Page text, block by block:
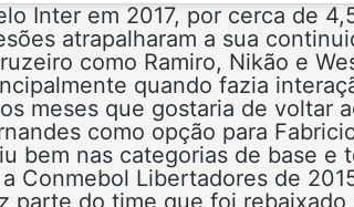
Inter em 2017, por cerca de
atrapalharam a sua
como Ramiro, Nikão e
quando fazia
meses que gostaria de voltar
como opção para
bem nas categorias de base
Conmebol Libertadores de
parte do time que foi